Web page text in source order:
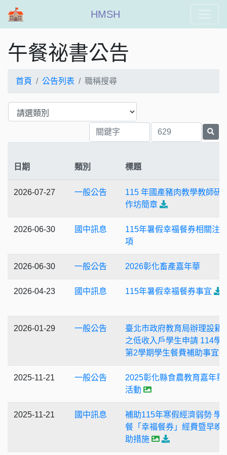
HMSH
午餐祕書公告
首頁 公告列表 職稱搜尋
日期 類別 標題
2026-07-27 一般公告
115 年國產豬肉教學教師研
作坊簡章
2026-06-30 國中訊息
115年暑假幸福餐券相關注
項
2026-06-30 一般公告 2026彰化畜產嘉年華
2026-04-23 國中訊息 115年暑假幸福餐券事宜
2026-01-29 一般公告
臺北市政府教育局辦理設籍
之低收入戶學生申請 114學
第2學期學生餐費補助事宜，
2025-11-21 一般公告
2025彰化縣食農教育嘉年華
活動
2025-11-21 國中訊息
補助115年寒假經濟弱勢 學
餐「幸福餐券」經費暨早晚
助措施